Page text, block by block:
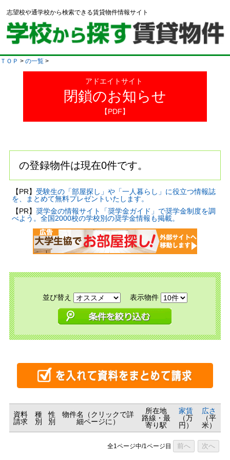
志望校や通学校から検索できる賃貸物件情報サイト
ＴＯＰ > の一覧 >
アドエイトサイト
閉鎖のお知らせ
【PDF】
の登録物件は現在0件です。
【PR】 受験生の「部屋探し」や「一人暮らし」に役立つ情報誌
を、まとめて無料プレゼントいたします。
【PR】 奨学金の情報サイト「奨学金ガイド」で奨学金制度を調
べよう。全国2000校の学校別の奨学金情報も掲載。
並び替え 表示物件
資料
請求
種
別
性
別
物件名（クリックで詳
細ページに）
所在地
路線・最
寄り駅
家賃
（万
円）
広さ
（平
米）
全1ページ中/1ページ目 前へ 次へ